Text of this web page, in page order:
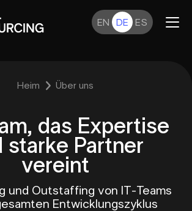
EN DE ES
Heim Über uns
das Expertise
starke Partner
vereint
und Outstaffing von IT-Teams
Entwicklungszyklus